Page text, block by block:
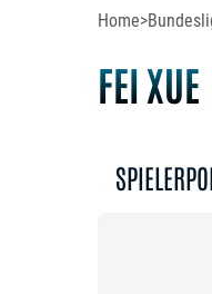
Home>
FEI XUE